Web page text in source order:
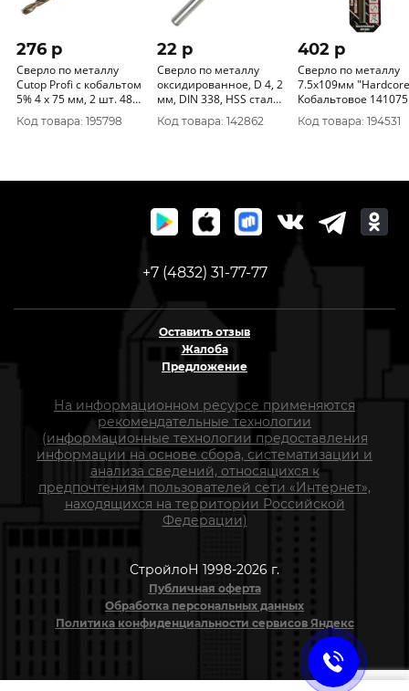
276 p
Сверло по металлу
Cutop Profi с кобальтом
5% 4 x 75 мм, 2 шт. 48-
372
Код товара: 195798
22 p
Сверло по металлу
оксидированное, D 4, 2
мм, DIN 338, HSS сталь,
InWork (33542-1)
КРАТНО 10шт
Код товара: 142862
402 p
Сверло по металлу
7.5х109мм
Кобальтовое 141075
Код товара: 194531
+7 (4832) 31-77-77
Оставить отзыв
Жалоба
Предложение
На информационном ресурсе применяются
рекомендательные технологии
(информационные технологии предоставления
информации на основе сбора, систематизации и
анализа сведений, относящихся к
предпочтениям пользователей сети «Интернет»,
находящихся на территории Российской
Федерации)
СтройлоН 1998-2026 г.
Публичная оферта
Обработка персональных данных
Политика конфиденциальности сервисов Яндекс